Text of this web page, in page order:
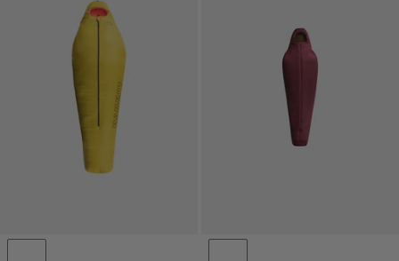
NISKA CENA DO WYSOKIEJ
CENA WYSOKA DO NISKA